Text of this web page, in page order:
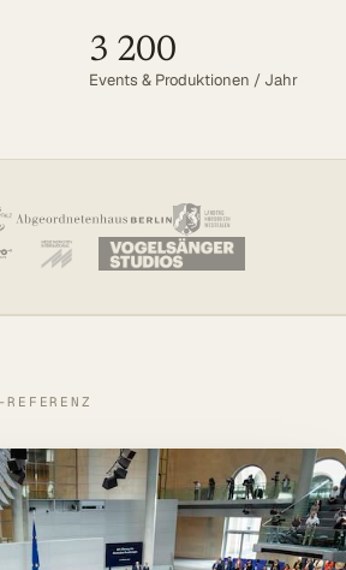
3 200
Events & Produktionen / Jahr